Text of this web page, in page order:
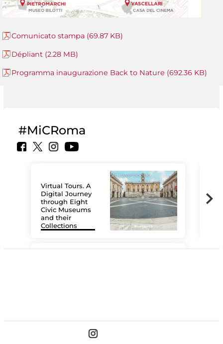
Comunicato stampa (69.87 KB)
Dépliant (2.28 MB)
Programma inaugurazione Back to Nature (692.36 KB)
#MiCRoma
Virtual Tours. A
Digital Journey
through Eight
Civic Museums
and their
Collections